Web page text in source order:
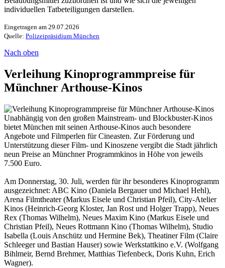
individuellen Tatbeteiligungen darstellen.
Eingetragen am 29.07.2026
Quelle: Polizeipräsidium München
Nach oben
Verleihung Kinoprogrammpreise für
Münchner Arthouse-Kinos
Unabhängig von den großen Mainstream- und Blockbuster-Kinos
bietet München mit seinen Arthouse-Kinos auch besondere
Angebote und Filmperlen für Cineasten. Zur Förderung und
Unterstützung dieser Film- und Kinoszene vergibt die Stadt jährlich
neun Preise an Münchner Programmkinos in Höhe von jeweils
7.500 Euro.
Am Donnerstag, 30. Juli, werden für ihr besonderes Kinoprogramm
ausgezeichnet: ABC Kino (Daniela Bergauer und Michael Hehl),
Arena Filmtheater (Markus Eisele und Christian Pfeil), City-Atelier
Kinos (Heinrich-Georg Kloster, Jan Rost und Holger Trapp), Neues
Rex (Thomas Wilhelm), Neues Maxim Kino (Markus Eisele und
Christian Pfeil), Neues Rottmann Kino (Thomas Wilhelm), Studio
Isabella (Louis Anschütz und Hermine Bek), Theatiner Film (Claire
Schleeger und Bastian Hauser) sowie Werkstattkino e.V. (Wolfgang
Bihlmeir, Bernd Brehmer, Matthias Tiefenbeck, Doris Kuhn, Erich
Wagner).